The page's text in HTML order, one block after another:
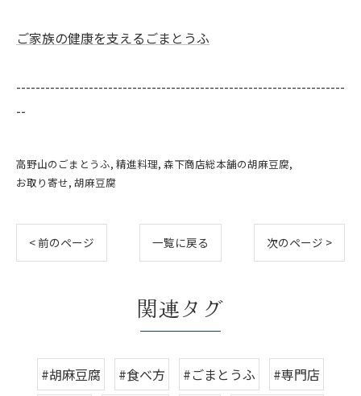
ご家族の健康を支えるごまとうふ
--------------------------------------------------------------------
--
高野山のごまとうふ 精進料理 森下商店総本舗の胡麻豆腐
お取り寄せ 胡麻豆腐
< 前のページ 一覧に戻る 次のページ >
関連タグ
#胡麻豆腐 #食べ方 #ごまとうふ
#専門店